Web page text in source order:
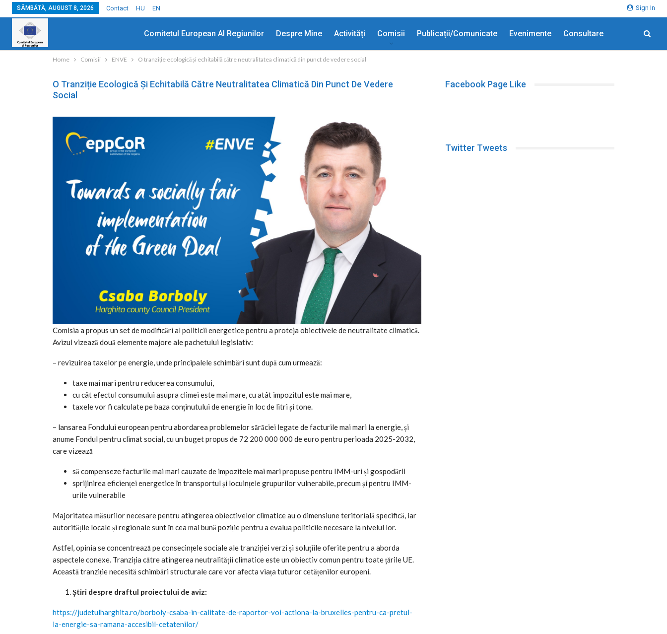
Sign In
SÂMBĂTĂ, AUGUST 8, 2026 Contact HU EN
Comitetul European Al Regiunilor Despre Mine Activități Comisii Publicații/comunicate Evenimente Consultare
Home Comisii ENVE O tranziție ecologică și echitabilă către neutralitatea climatică din punct de vedere social
O Tranziție Ecologică Și Echitabilă Către Neutralitatea Climatică Din Punct De Vedere
Social
Comisia a propus un set de modificări al politicii energetice pentru a proteja obiectivele de neutralitate climatică.
Avizul vizează două elemente majore ale pachetului legislativ:
– revizuirea taxelor pe energie, unde principalele schimbări sunt după cum urmează:
taxe mai mari pentru reducerea consumului,
cu cât efectul consumului asupra climei este mai mare, cu atât impozitul este mai mare,
taxele vor fi calculate pe baza conținutului de energie în loc de litri și tone.
– lansarea Fondului european pentru abordarea problemelor sărăciei legate de facturile mai mari la energie, și
anume Fondul pentru climat social, cu un buget propus de 72 200 000 000 de euro pentru perioada 2025-2032,
care vizează
să compenseze facturile mai mari cauzate de impozitele mai mari propuse pentru IMM-uri și gospodării
sprijinirea eficienței energetice în transportul și locuințele grupurilor vulnerabile, precum și pentru IMM-
urile vulnerabile
Majoritatea măsurilor necesare pentru atingerea obiectivelor climatice au o dimensiune teritorială specifică, iar
autoritățile locale și regionale sunt în cea mai bună poziție pentru a evalua politicile necesare la nivelul lor.
Astfel, opinia se concentrează pe consecințele sociale ale tranziției verzi și soluțiile oferite pentru a aborda
aspectele conexe. Tranziția către atingerea neutralității climatice este un obiectiv comun pentru toate țările UE.
Această tranziție necesită schimbări structurale care vor afecta viața tuturor cetățenilor europeni.
Știri despre draftul proiectului de aviz:
https://judetulharghita.ro/borboly-csaba-in-calitate-de-raportor-voi-actiona-la-bruxelles-pentru-ca-pretul-
la-energie-sa-ramana-accesibil-cetatenilor/
Facebook Page Like
Twitter Tweets